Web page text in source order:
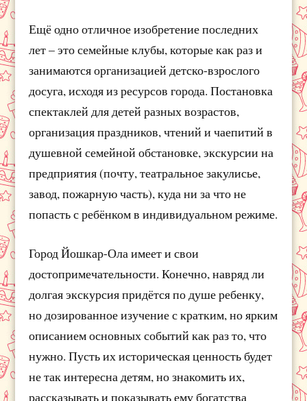
Ещё одно отличное изобретение последних
лет – это семейные клубы, которые как раз и
занимаются организацией детско-взрослого
досуга, исходя из ресурсов города. Постановка
спектаклей для детей разных возрастов,
организация праздников, чтений и чаепитий в
душевной семейной обстановке, экскурсии на
предприятия (почту, театральное закулисье,
завод, пожарную часть), куда ни за что не
попасть с ребёнком в индивидуальном режиме.
Город Йошкар-Ола имеет и свои
достопримечательности. Конечно, навряд ли
долгая экскурсия придётся по душе ребенку,
но дозированное изучение с кратким, но ярким
описанием основных событий как раз то, что
нужно. Пусть их историческая ценность будет
не так интересна детям, но знакомить их,
рассказывать и показывать ему богатства